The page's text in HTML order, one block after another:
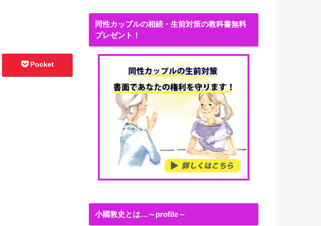
Pocket
同性カップルの相続・生前対策の教科書無料
プレゼント！
小國敦史とは…～profile～